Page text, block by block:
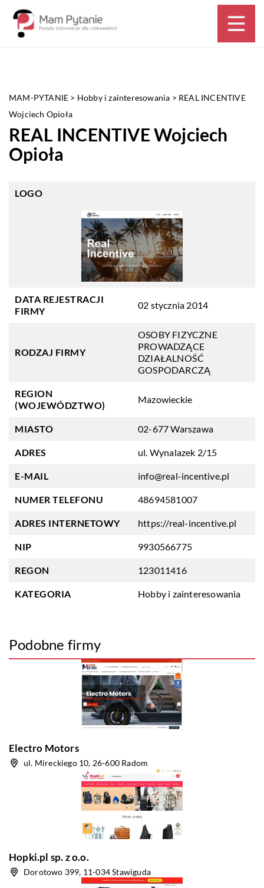
MAM-PYTANIE > Hobby i zainteresowania > REAL INCENTIVE
Wojciech Opioła
REAL INCENTIVE Wojciech
Opioła
LOGO
DATA REJESTRACJI
FIRMY
02 stycznia 2014
RODZAJ FIRMY
OSOBY FIZYCZNE
PROWADZĄCE
DZIAŁALNOŚĆ
GOSPODARCZĄ
REGION
(WOJEWÓDZTWO)
Mazowieckie
MIASTO 02-677 Warszawa
ADRES ul. Wynalazek 2/15
E-MAIL info@real-incentive.pl
NUMER TELEFONU 48694581007
ADRES INTERNETOWY https://real-incentive.pl
NIP 9930566775
REGON 123011416
KATEGORIA Hobby i zainteresowania
Podobne firmy
Electro Motors
ul. Mireckiego 10, 26-600 Radom
Hopki.pl sp. z o.o.
Dorotowo 399, 11-034 Stawiguda